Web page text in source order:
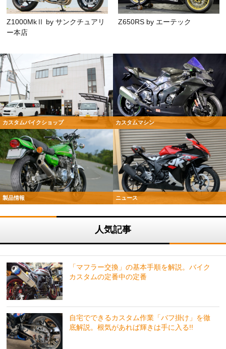
Z1000MkⅡ by サンクチュアリ
ー本店
Z650RS by エーテック
カスタムバイクショップ カスタムマシン
製品情報 ニュース
人気記事
「マフラー交換」の基本手順を解説。バイク
カスタムの定番中の定番
自宅でできるカスタム作業「バフ掛け」を徹
底解説。根気があれば輝きは手に入る!!